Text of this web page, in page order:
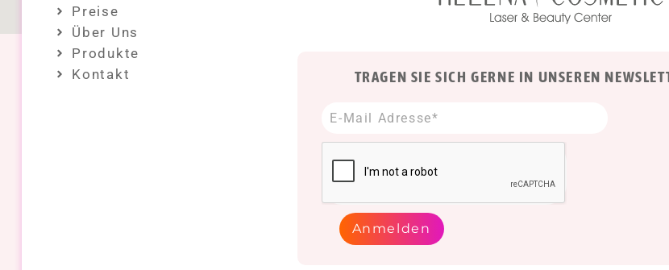
Preise
Über Uns
Produkte
Kontakt
TRAGEN SIE SICH GERNE IN UNSEREN
Anmelden